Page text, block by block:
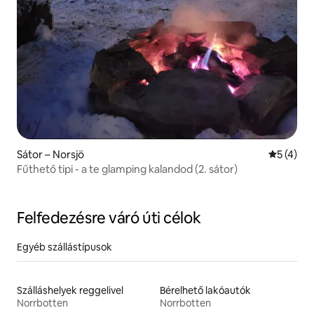
Sátor – Norsjö Átlagos
5 (4)
Fűthető tipi - a te glamping kalandod (2. sátor)
Felfedezésre váró úti célok
Egyéb szállástípusok
Szálláshelyek reggelivel
Norrbotten
Bérelhető lakóautók
Norrbotten